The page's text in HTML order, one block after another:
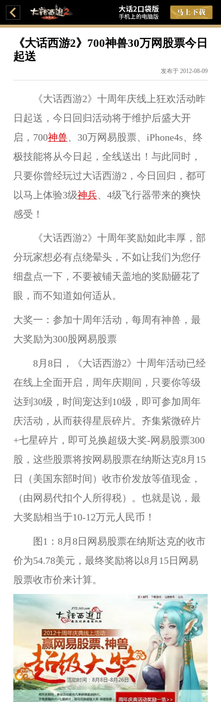
《大话西游2》700神兽30万网股票今日
起送
发布于 2012-08-09
《大话西游2》十周年庆线上狂欢活动昨
日起送，今日回归活动将于维护后盛大开
启，700神兽、30万网易股票、iPhone4s、终
极技能将从今日起，全线送出！与此同时，
只要你曾经玩过大话西游2，今日回归，都可
以马上体验3级神兵、4级飞行器带来的爽快
感受！
《大话西游2》十周年奖励如此丰厚，部
分玩家想必有点绕晕头，不如让我们为您仔
细盘点一下，不要被铺天盖地的奖励砸花了
眼，而不知道如何适从。
大奖一：参加十周年活动，每周有神兽，最
大奖励为300股网易股票
8月8日，《大话西游2》十周年活动已经
在线上全面开启，周年庆期间，只要你等级
达到30级，时间宠达到10级，即可参加周年
庆活动，从而获得星辰碎片。齐集紫微碎片
+七星碎片，即可兑换超级大奖-网易股票300
股，这些股票将按网易股票在纳斯达克8月15
日（美国东部时间）收市价发放等值现金，
（由网易代扣个人所得税）。也就是说，最
大奖励相当于10-12万元人民币！
图1：8月8日网易股票在纳斯达克的收市
价为54.78美元，最终奖励将以8月15日网易
股票收市价来计算。